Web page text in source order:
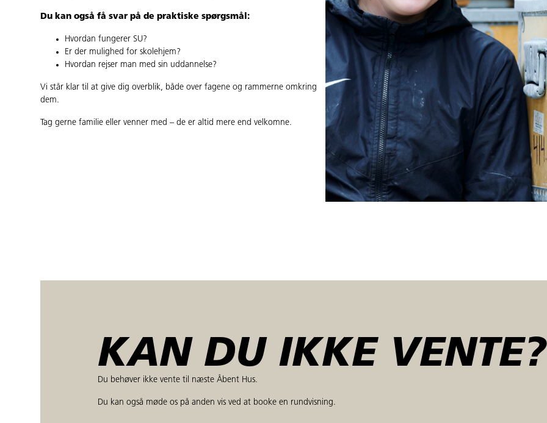
Du kan også få svar på de praktiske spørgsmål:
Hvordan fungerer SU?
Er der mulighed for skolehjem?
Hvordan rejser man med sin uddannelse?
Vi står klar til at give dig overblik, både over fagene og rammerne omkring
dem.
Tag gerne familie eller venner med – de er altid mere end velkomne.
KAN DU IKKE VENTE?
Du behøver ikke vente til næste Åbent Hus.
Du kan også møde os på anden vis ved at booke en rundvisning.